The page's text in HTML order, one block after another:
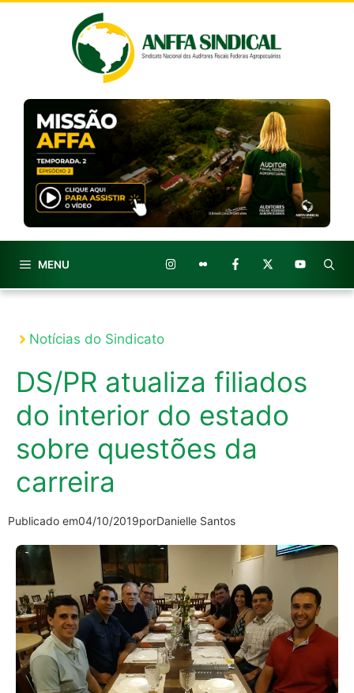
MENU
Notícias do Sindicato
DS/PR atualiza filiados
do interior do estado
sobre questões da
carreira
Publicado em04/10/2019porDanielle Santos